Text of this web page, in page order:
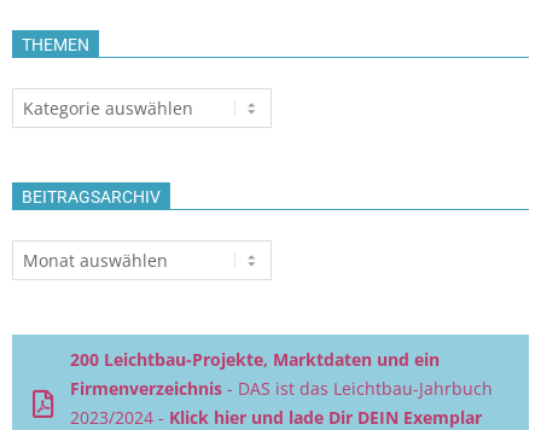
THEMEN
Themen
BEITRAGSARCHIV
Beitragsarchiv
200 Leichtbau-Projekte, Marktdaten und ein
Firmenverzeichnis - DAS ist das Leichtbau-Jahrbuch
2023/2024 - Klick hier und lade Dir DEIN Exemplar